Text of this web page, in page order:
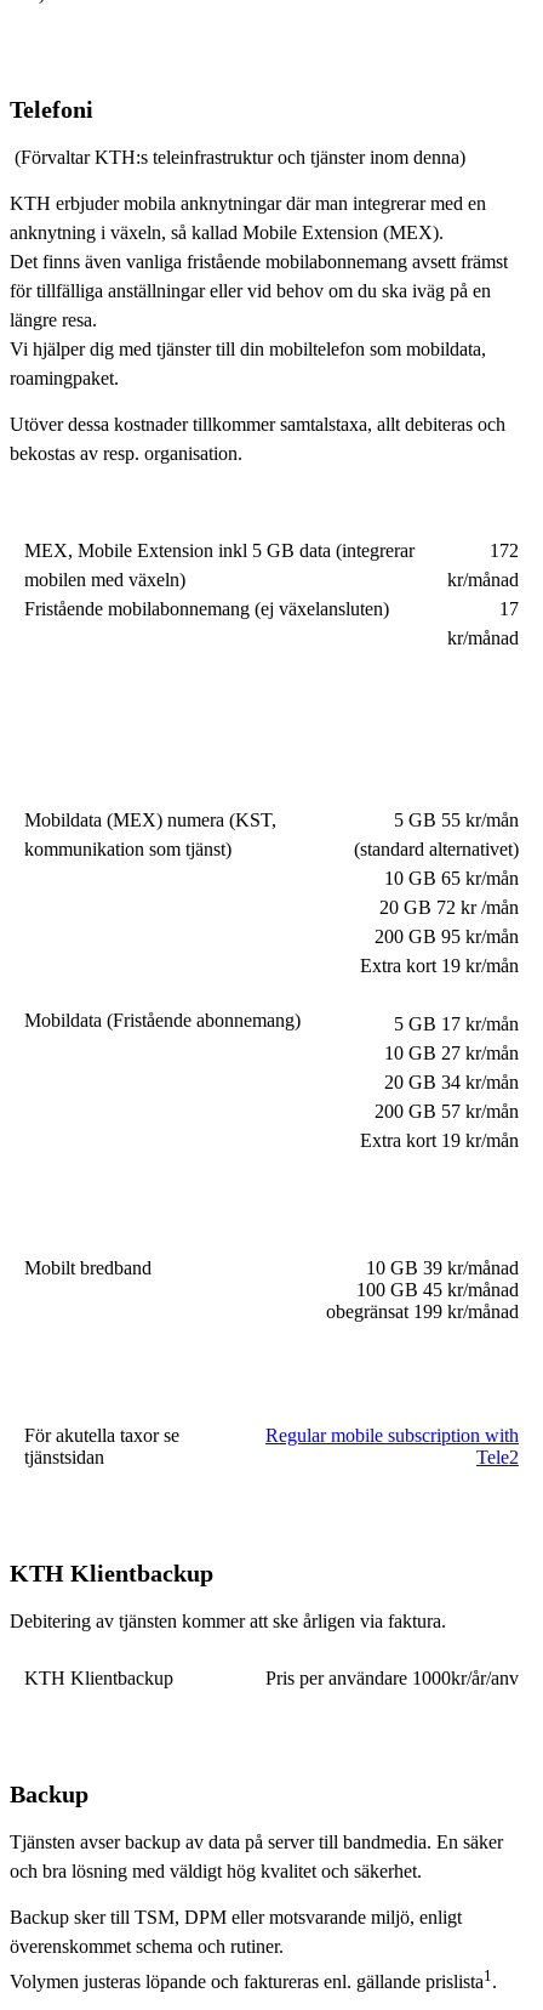
Telefoni
(Förvaltar KTH:s teleinfrastruktur och tjänster inom denna)
KTH erbjuder mobila anknytningar där man integrerar med en
anknytning i växeln, så kallad Mobile Extension (MEX).
Det finns även vanliga fristående mobilabonnemang avsett främst
för tillfälliga anställningar eller vid behov om du ska iväg på en
längre resa.
Vi hjälper dig med tjänster till din mobiltelefon som mobildata,
roamingpaket.
Utöver dessa kostnader tillkommer samtalstaxa, allt debiteras och
bekostas av resp. organisation.
MEX, Mobile Extension inkl 5 GB data (integrerar
mobilen med växeln)
Fristående mobilabonnemang (ej växelansluten)
172
kr/månad
17
kr/månad
Mobildata (MEX) numera (KST,
kommunikation som tjänst)
5 GB 55 kr/mån
(standard alternativet)
10 GB 65 kr/mån
20 GB 72 kr /mån
200 GB 95 kr/mån
Extra kort 19 kr/mån
Mobildata (Fristående abonnemang)
5 GB 17 kr/mån
10 GB 27 kr/mån
20 GB 34 kr/mån
200 GB 57 kr/mån
Extra kort 19 kr/mån
Mobilt bredband
10 GB 39 kr/månad
100 GB 45 kr/månad
obegränsat 199 kr/månad
För akutella taxor se
tjänstsidan
Regular mobile subscription with
Tele2
KTH Klientbackup
Debitering av tjänsten kommer att ske årligen via faktura.
KTH Klientbackup Pris per användare 1000kr/år/anv
Backup
Tjänsten avser backup av data på server till bandmedia. En säker
och bra lösning med väldigt hög kvalitet och säkerhet.
Backup sker till TSM, DPM eller motsvarande miljö, enligt
överenskommet schema och rutiner.
Volymen justeras löpande och faktureras enl. gällande prislista1 .